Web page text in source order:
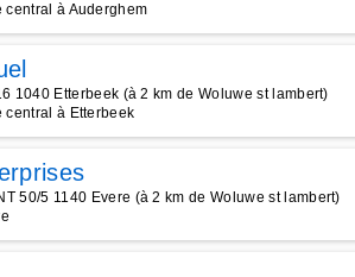
central à Auderghem
1040 Etterbeek (à 2 km de Woluwe st lambert)
central à Etterbeek
50/5 1140 Evere (à 2 km de Woluwe st lambert)